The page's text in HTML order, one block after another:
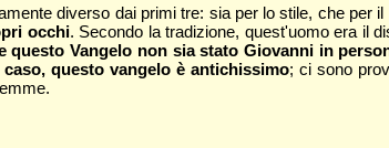
diverso dai primi tre: sia per lo stile, che per il
occhi. Secondo la tradizione, quest'uomo era il
questo Vangelo non sia stato Giovanni in
questo vangelo è antichissimo; ci sono